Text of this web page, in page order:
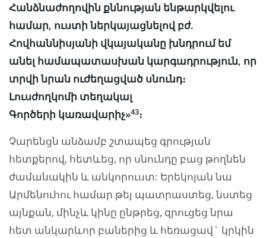
Հանձնաժողովին քննության ենթարկվելու
համար, ուստի ներկայացնելով բժ.
Հովհաննիսյանի վկայականը խնդրում եմ
անել համապատասխան կարգադրություն, որ
տրվի նրան ուժեղացված սնունդ։
Լուսժողկոմի տեղակալ
Գործերի կառավարիչ»43։
Չարենցն անձամբ շտապեց գրության
հետքերով, հետևեց, որ սնունդը բաց թողնեն
ժամանակին և անկորուստ: Երեկոյան նա
Արմենուհու համար թեյ պատրաստեց, նստեց
այնքան, մինչև կինը ընթրեց, զրուցեց նրա
հետ անկարևոր բաներից և հեռացավ` կրկին